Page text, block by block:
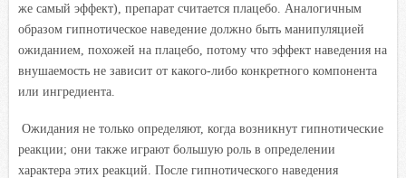
же самый эффект), препарат считается плацебо. Аналогичным
образом гипнотическое наведение должно быть манипуляцией
ожиданием, похожей на плацебо, потому что эффект наведения на
внушаемость не зависит от какого-либо конкретного компонента
или ингредиента.
Ожидания не только определяют, когда возникнут гипнотические
реакции; они также играют большую роль в определении
характера этих реакций. После гипнотического наведения